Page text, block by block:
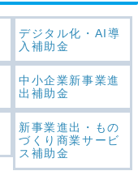
デジタル化・AI導
入補助金
中小企業新事業進
出補助金
新事業進出・もの
づくり商業サービ
ス補助金